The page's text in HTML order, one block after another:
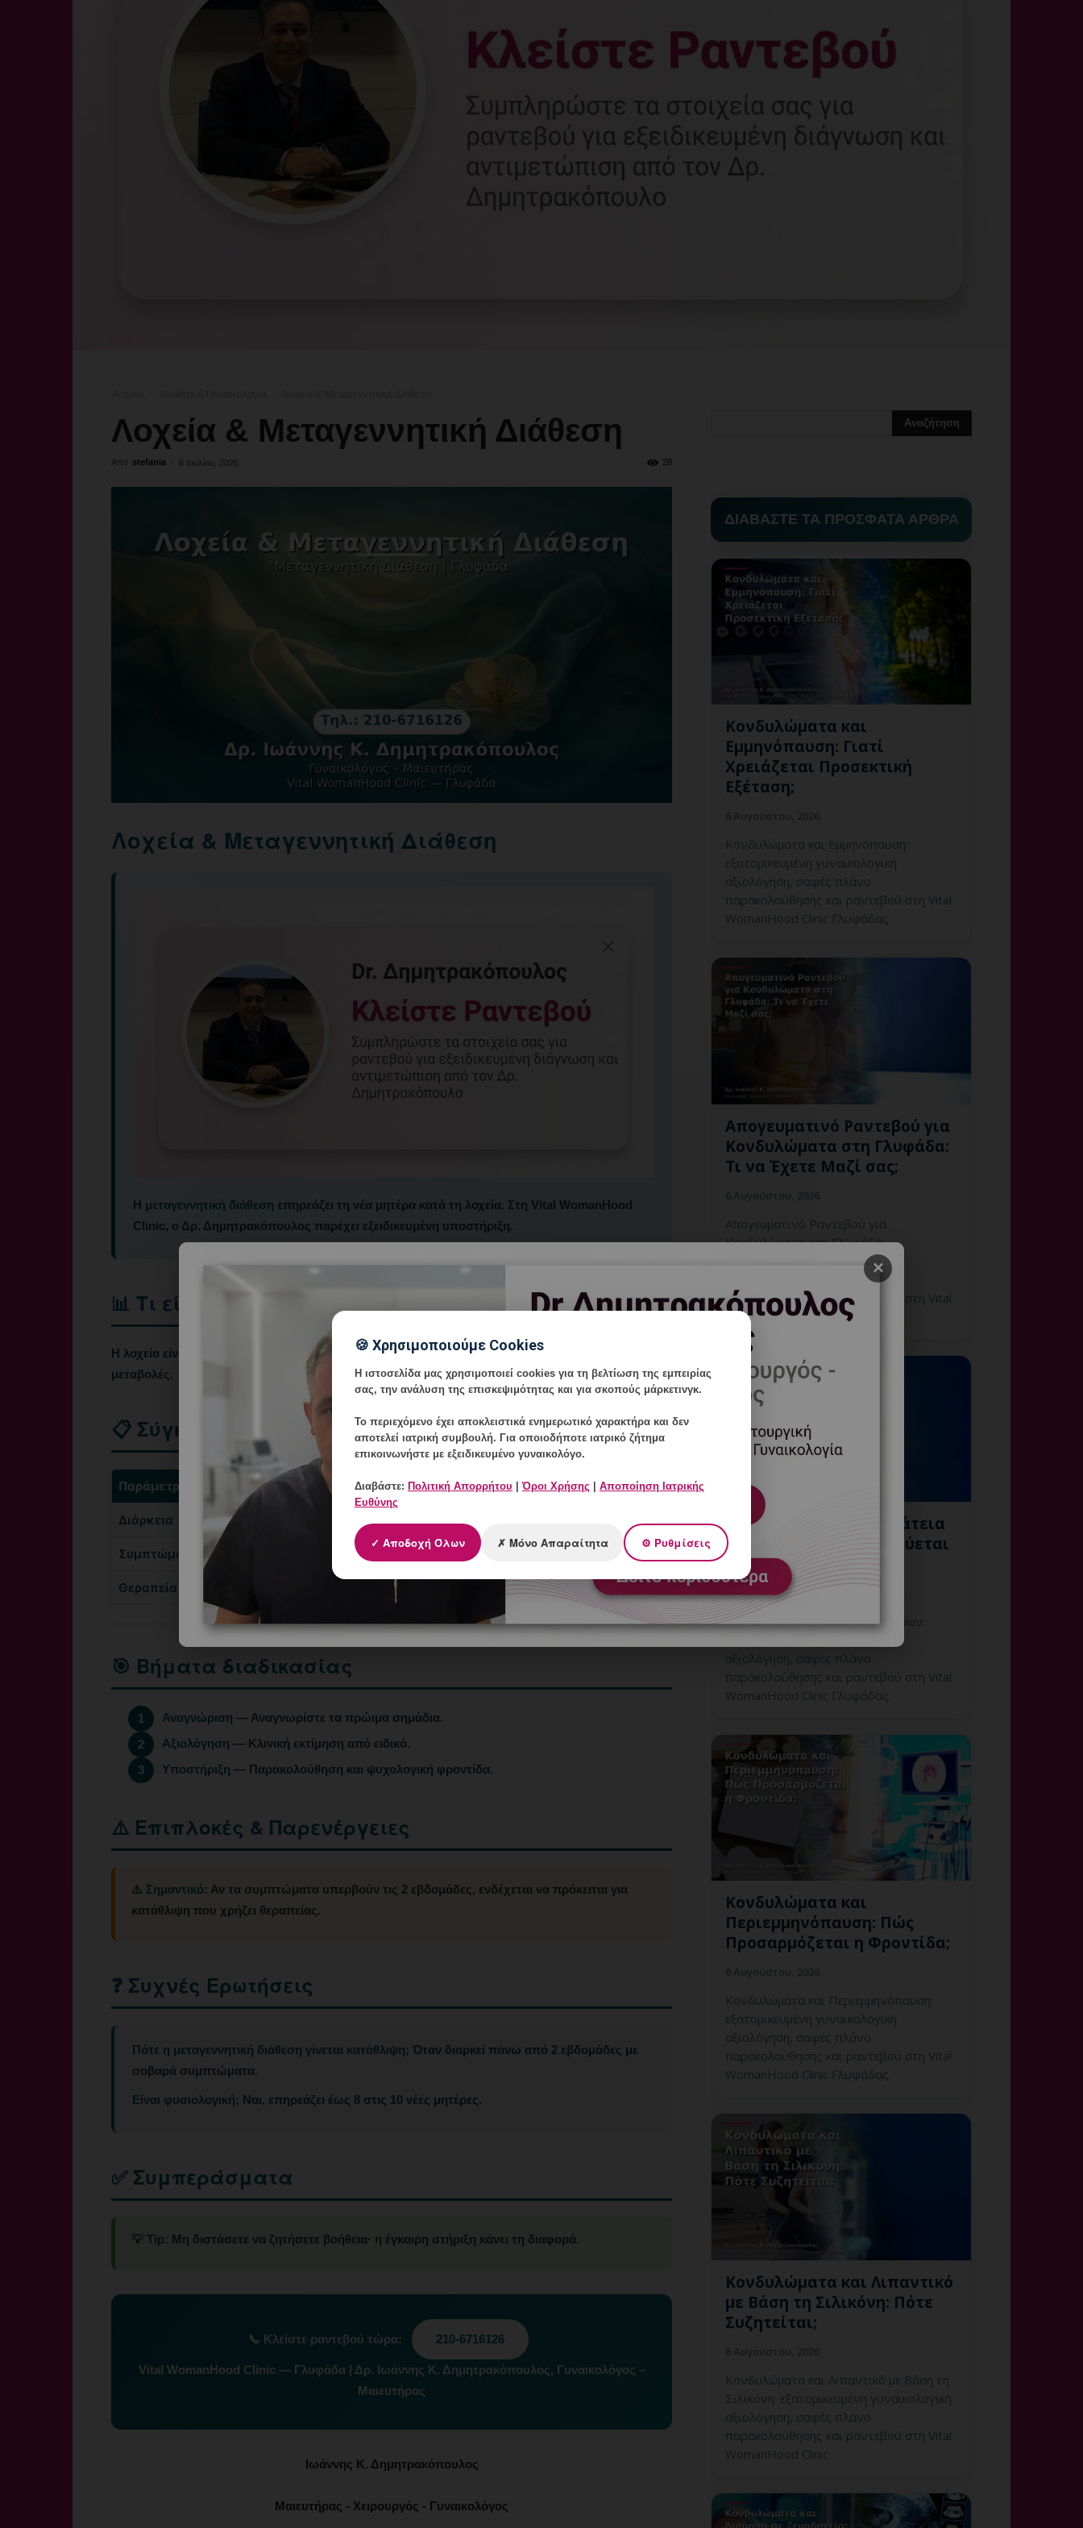
Γυναικολόγος
Γλυφάδα
Λοχεία & Μεταγεννητική Διάθεση
Από stefania - 6 Ιουλίου, 2026 28
Λοχεία & Μεταγεννητική Διάθεση
Η μεταγεννητική διάθεση επηρεάζει τη νέα μητέρα κατά τη λοχεία. Στη Vital WomanHood
Clinic, ο Δρ. Δημητρακόπουλος παρέχει εξειδικευμένη υποστήριξη.
📊 Τι είναι
Η λοχεία είναι η περίοδος 6 εβδομάδων μετά τον τοκετό με έντονες ορμονικές και ψυχολογικές
μεταβολές.
📋 Σύγκριση
Παράμετρος μεταγεννητική διάθεση
Διάρκεια Λίγες μέρες έως 2 εβδομάδες
Συμπτώματα Κλάμα, ευαισθησία, άγχος, αϋπνία
Θεραπεία Στήριξη, παρακολούθηση, ψυχοθεραπεία
🎯 Βήματα διαδικασίας
1 Αναγνώριση — Αναγνωρίστε τα πρώιμα σημάδια.
2
Αξιολόγηση — Κλινική εκτίμηση από ειδικό.
3
Υποστήριξη — Παρακολούθηση και ψυχολογική φροντίδα.
⚠️ Επιπλοκές & Παρενέργειες
⚠️ Σημαντικό: Αν τα συμπτώματα υπερβούν τις 2 εβδομάδες, ενδέχεται να πρόκειται για
κατάθλιψη που χρήζει θεραπείας.
❓ Συχνές Ερωτήσεις
Πότε η μεταγεννητική διάθεση γίνεται κατάθλιψη; Όταν διαρκεί πάνω από 2 εβδομάδες με
σοβαρά συμπτώματα.
Είναι φυσιολογική; Ναι, επηρεάζει έως 8 στις 10 νέες μητέρες.
✅ Συμπεράσματα
💡 Tip: Μη διστάσετε να ζητήσετε βοήθεια· η έγκαιρη στήριξη κάνει τη διαφορά.
📞 Κλείστε ραντεβού τώρα: 210-6716126
Vital WomanHood Clinic — Γλυφάδα | Δρ. Ιωάννης Κ. Δημητρακόπουλος, Γυναικολόγος –
Μαιευτήρας
Ιωάννης Κ. Δημητρακόπουλος
Μαιευτήρας - Χειρουργός - Γυναικολόγος
ΔΙΑΒΑΣΤΕ ΤΑ ΠΡΟΣΦΑΤΑ ΑΡΘΡΑ
Κονδυλώματα και
Εμμηνόπαυση: Γιατί
Χρειάζεται Προσεκτική
Εξέταση;
Κονδυλώματα και Εμμηνόπαυση:
εξατομικευμένη γυναικολογική
αξιολόγηση, σαφές πλάνο
παρακολούθησης και ραντεβού στη Vital
WomanHood Clinic Γλυφάδας.
Απογευματινό Ραντεβού για
Κονδυλώματα στη Γλυφάδα:
Τι να Έχετε Μαζί σας;
Απογευματινό Ραντεβού για
Κονδυλώματα στη Γλυφάδα:
εξατομικευμένη γυναικολογική
αξιολόγηση, σαφές πλάνο
παρακολούθησης και ραντεβού στη Vital
WomanHood Cl
Κονδυλώματα και Ακράτεια
Ούρων: Πώς Προστατεύεται
το Δέρμα;
6 Αυγούστου, 2026
Κονδυλώματα και Ακράτεια Ούρων:
αξιολόγηση, σαφές πλάνο
παρακολούθησης και ραντεβού στη Vital
WomanHood Clinic Γλυφάδας.
Κονδυλώματα και
Περιεμμηνόπαυση: Πώς
Προσαρμόζεται η Φροντίδα;
Κονδυλώματα και Περιεμμηνόπαυση:
εξατομικευμένη γυναικολογική
αξιολόγηση, σαφές πλάνο
παρακολούθησης και ραντεβού στη Vital
WomanHood Clinic Γλυφάδας.
Κονδυλώματα και Λιπαντικό
με Βάση τη Σιλικόνη: Πότε
Συζητείται;
Κονδυλώματα και Λιπαντικό με Βάση τη
Σιλικόνη: εξατομικευμένη γυναικολογική
αξιολόγηση, σαφές πλάνο
παρακολούθησης και ραντεβού στη Vital
WomanHood Clinic
×
🍪 Χρησιμοποιούμε Cookies
Η ιστοσελίδα μας χρησιμοποιεί cookies για τη βελτίωση της εμπειρίας
σας, την ανάλυση της επισκεψιμότητας και για σκοπούς μάρκετινγκ.
Το περιεχόμενο έχει αποκλειστικά ενημερωτικό χαρακτήρα και δεν
αποτελεί ιατρική συμβουλή. Για οποιοδήποτε ιατρικό ζήτημα
επικοινωνήστε με εξειδικευμένο γυναικολόγο.
Διαβάστε: Πολιτική Απορρήτου |Όροι Χρήσης | Αποποίηση Ιατρικής
Ευθύνης
✓ Αποδοχή Όλων ✗ Μόνο Απαραίτητα ⚙ Ρυθμίσεις